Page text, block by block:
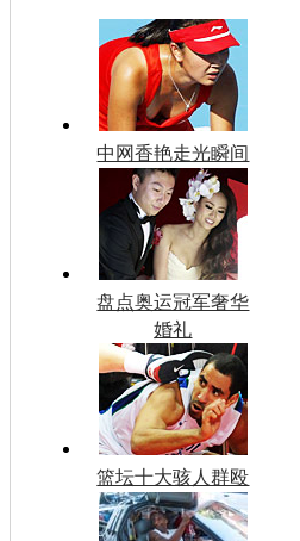
中网香艳走光瞬间
盘点奥运冠军奢华
婚礼
篮坛十大骇人群殴